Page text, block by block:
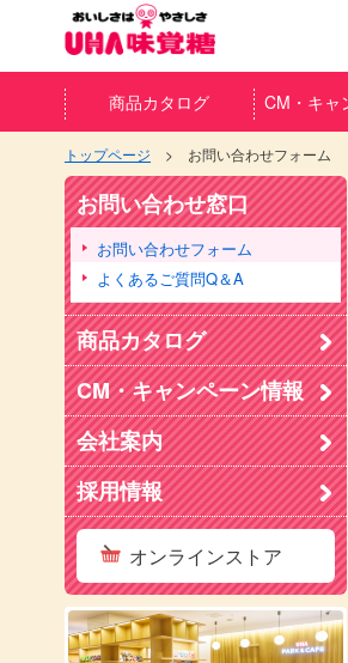
商品カタログ CM・キャ
トップページ お問い合わせフォーム
お問い合わせ窓口
お問い合わせフォーム
よくあるご質問Q＆A
商品カタログ
CM・キャンペーン情報
会社案内
採用情報
オンラインストア